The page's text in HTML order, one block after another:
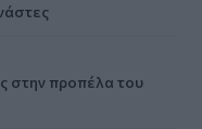
στην προπέλα του